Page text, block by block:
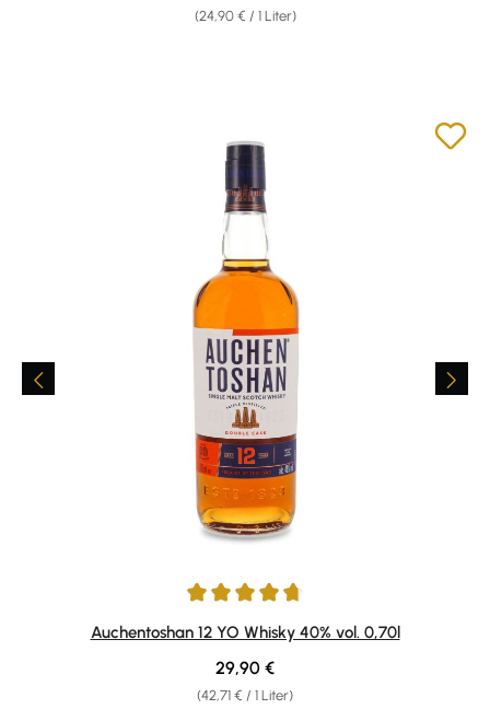
(24,90 € / 1 Liter)
Durchschnittliche Bewertung von 4.75 von 5 Sternen
Auchentoshan 12 YO Whisky 40% vol. 0,70l
(42,71 € / 1 Liter)
Regulärer Preis:
29,90 €